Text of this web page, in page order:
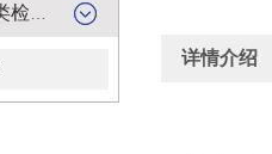
详情介绍